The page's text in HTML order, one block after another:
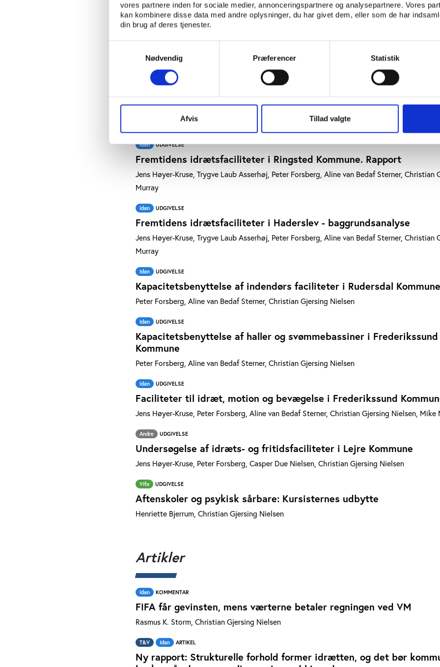
vores partnere inden for sociale medier, annonceringspartnere og analysepartnere. Vores
kan kombinere disse data med andre oplysninger, du har givet dem, eller som de har
din brug af deres tjenester.
Nødvendig
Præferencer Statistik
Afvis Tillad valgte
Fremtidens idrætsfaciliteter i Holstebro Kommune
Christian Gjersing Nielsen
Fremtidens idrætsfaciliteter i Svendborg Kommune
Trygve Laub Asserhøj, Aline van Bedaf Sterner, Christian Gjersing Nielsen
Fremtidens idrætsfaciliteter i Frederiksberg Kommune -
Peter Forsberg, Christian Gjersing Nielsen
Idan UDGIVELSE
Fremtidens idrætsfaciliteter i Ringsted Kommune. Rapport
Jens Høyer-Kruse, Trygve Laub Asserhøj, Peter Forsberg, Aline van Bedaf Sterner, Christian
Murray
Idan UDGIVELSE
Fremtidens idrætsfaciliteter i Haderslev - baggrundsanalyse
Jens Høyer-Kruse, Trygve Laub Asserhøj, Peter Forsberg, Aline van Bedaf Sterner, Christian
Murray
Idan UDGIVELSE
Kapacitetsbenyttelse af indendørs faciliteter i Rudersdal Kommune
Peter Forsberg, Aline van Bedaf Sterner, Christian Gjersing Nielsen
Idan UDGIVELSE
Kapacitetsbenyttelse af haller og svømmebassiner i Frederikssund
Kommune
Peter Forsberg, Aline van Bedaf Sterner, Christian Gjersing Nielsen
Idan UDGIVELSE
Faciliteter til idræt, motion og bevægelse i Frederikssund
Jens Høyer-Kruse, Peter Forsberg, Aline van Bedaf Sterner, Christian Gjersing Nielsen, Mike
Andre UDGIVELSE
Undersøgelse af idræts- og fritidsfaciliteter i Lejre Kommune
Jens Høyer-Kruse, Peter Forsberg, Casper Due Nielsen, Christian Gjersing Nielsen
Vifo UDGIVELSE
Aftenskoler og psykisk sårbare: Kursisternes udbytte
Henriette Bjerrum, Christian Gjersing Nielsen
Artikler
Idan KOMMENTAR
FIFA får gevinsten, mens værterne betaler regningen ved VM
Rasmus K. Storm, Christian Gjersing Nielsen
T&V Idan ARTIKEL
Ny rapport: Strukturelle forhold former idrætten, og det bør